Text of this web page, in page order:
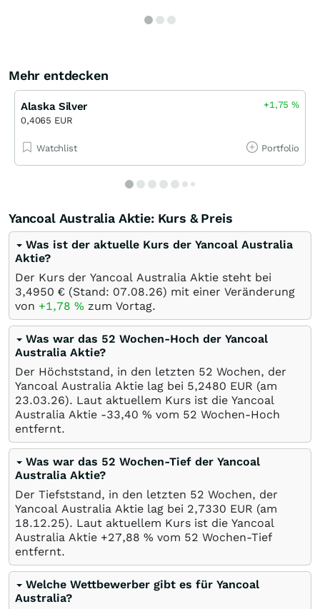
Mehr entdecken
Alaska Silver
0,4065 EUR
+1,75%
Watchlist Portfolio
Yancoal Australia Aktie: Kurs & Preis
Was ist der aktuelle Kurs der Yancoal Australia
Aktie?
Der Kurs der Yancoal Australia Aktie steht bei
3,4950 € (Stand: 07.08.26) mit einer Veränderung
von +1,78 % zum Vortag.
Was war das 52 Wochen-Hoch der Yancoal
Australia Aktie?
Der Höchststand, in den letzten 52 Wochen, der
Yancoal Australia Aktie lag bei 5,2480 EUR (am
23.03.26). Laut aktuellem Kurs ist die Yancoal
Australia Aktie -33,40 % vom 52 Wochen-Hoch
entfernt.
Was war das 52 Wochen-Tief der Yancoal
Australia Aktie?
Der Tiefststand, in den letzten 52 Wochen, der
Yancoal Australia Aktie lag bei 2,7330 EUR (am
18.12.25). Laut aktuellem Kurs ist die Yancoal
Australia Aktie +27,88 % vom 52 Wochen-Tief
entfernt.
Welche Wettbewerber gibt es für Yancoal
Australia?